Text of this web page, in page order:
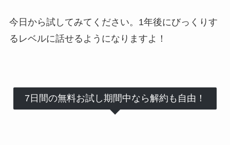
今日から試してみてください。1年後にびっくりす
るレベルに話せるようになりますよ！
7日間の無料お試し期間中なら解約も自由！